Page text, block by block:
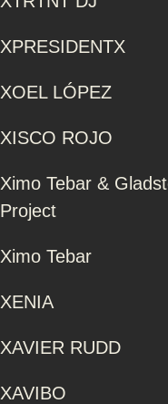
XPRESIDENTX
XOEL LÓPEZ
XISCO ROJO
Ximo Tebar &
Project
Ximo Tebar
XENIA
XAVIER RUDD
XAVIBO